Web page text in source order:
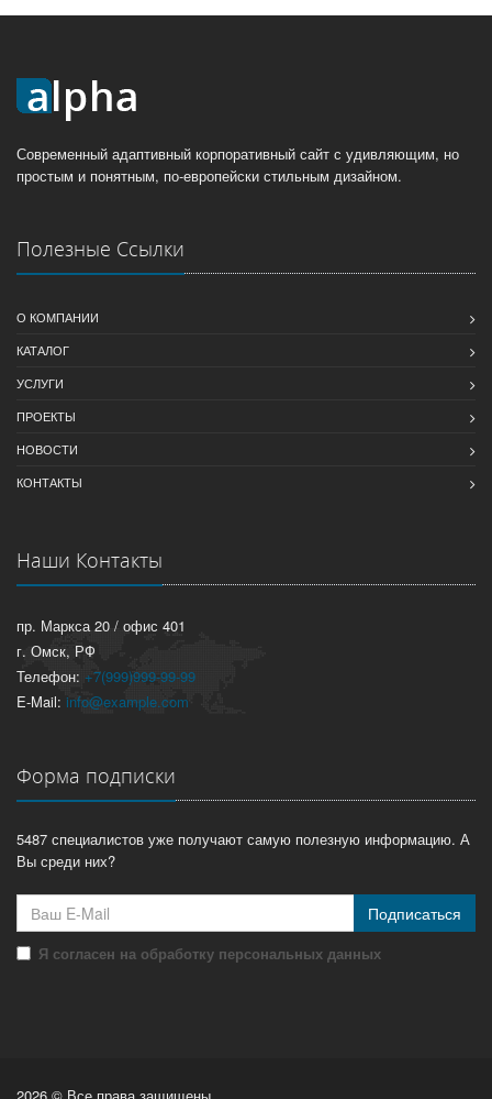
Современный адаптивный корпоративный сайт с удивляющим, но
простым и понятным, по-европейски стильным дизайном.
Полезные Ссылки
О КОМПАНИИ
КАТАЛОГ
УСЛУГИ
ПРОЕКТЫ
НОВОСТИ
КОНТАКТЫ
Наши Контакты
пр. Маркса 20 / офис 401
г. Омск, РФ
Телефон: +7(999)999-99-99
E-Mail: info@example.com
Форма подписки
5487 специалистов уже получают самую полезную информацию. А
Вы среди них?
Подписаться
Я согласен на обработку персональных данных
2026 © Все права защищены.